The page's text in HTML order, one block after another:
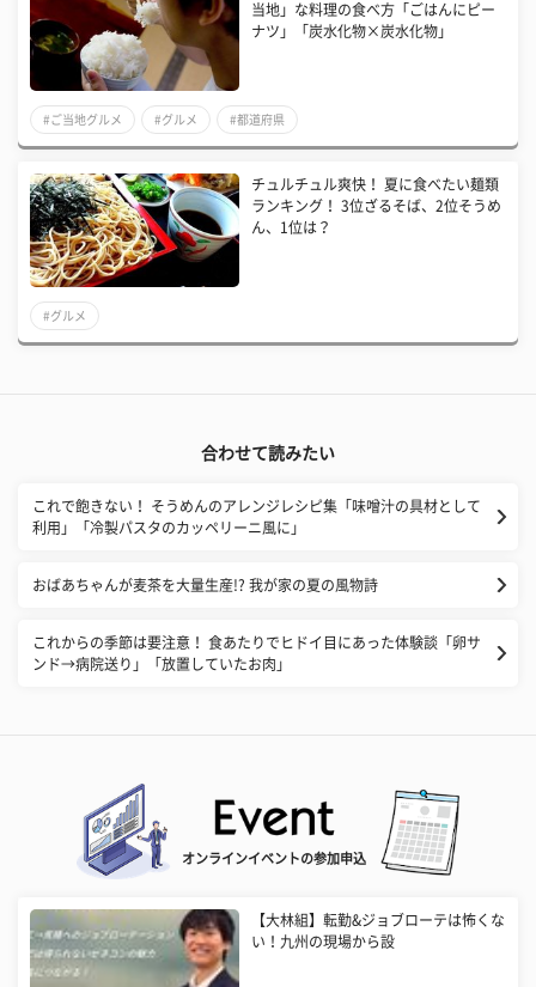
当地」な料理の食べ方「ごはんにピー
ナツ」「炭水化物×炭水化物」
#ご当地グルメ #グルメ #都道府県
チュルチュル爽快！ 夏に食べたい麺類
ランキング！ 3位ざるそば、2位そうめ
ん、1位は？
#グルメ
合わせて読みたい
これで飽きない！ そうめんのアレンジレシピ集「味噌汁の具材として
利用」「冷製パスタのカッペリーニ風に」
おばあちゃんが麦茶を大量生産!? 我が家の夏の風物詩
これからの季節は要注意！ 食あたりでヒドイ目にあった体験談「卵サ
ンド→病院送り」「放置していたお肉」
オンラインイベントの参加申込
【大林組】転勤&ジョブローテは怖くな
い！九州の現場から設